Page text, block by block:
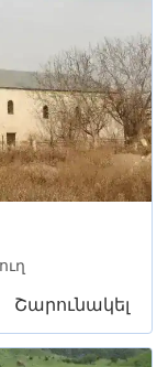
Շարունակել